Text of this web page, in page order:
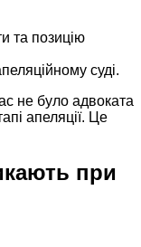
та позицію
суді.
не було адвоката
апеляції. Це
при